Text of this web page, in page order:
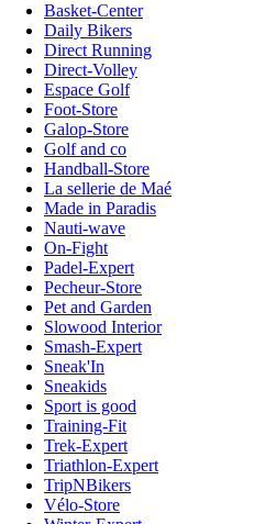
Basket-Center
Daily Bikers
Direct Running
Direct-Volley
Espace Golf
Foot-Store
Galop-Store
Golf and co
Handball-Store
La sellerie de Maé
Made in Paradis
Nauti-wave
On-Fight
Padel-Expert
Pecheur-Store
Pet and Garden
Slowood Interior
Smash-Expert
Sneak'In
Sneakids
Sport is good
Training-Fit
Trek-Expert
Triathlon-Expert
TripNBikers
Vélo-Store